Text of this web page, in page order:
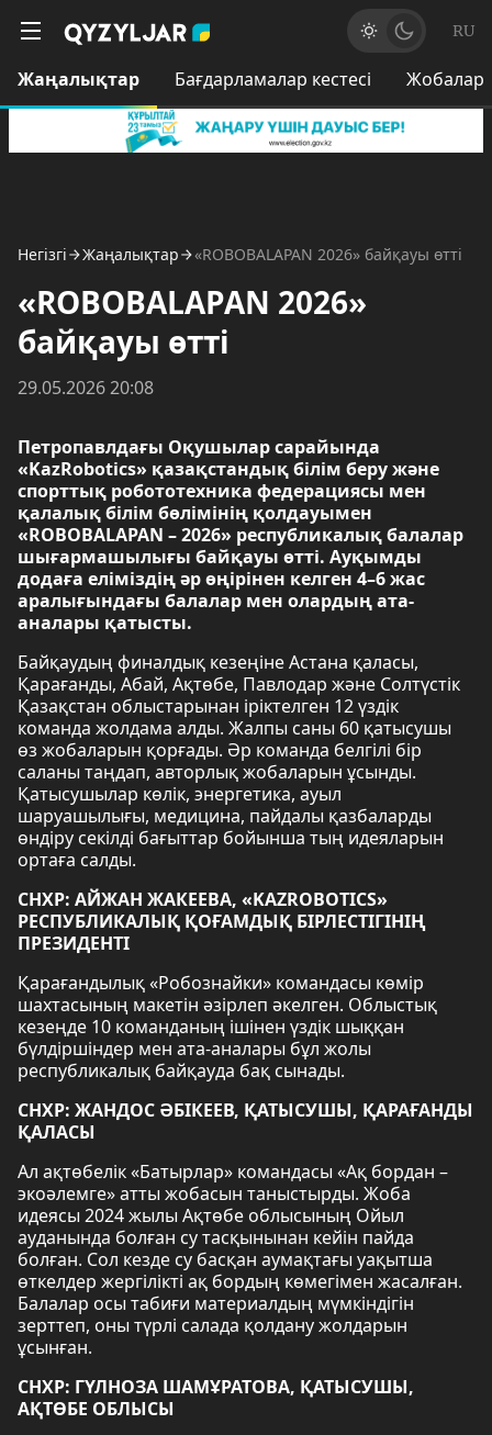
RU
Жаңалықтар Бағдарламалар кестесі Жобалар
Негізгі Жаңалықтар «ROBOBALAPAN 2026» байқауы өтті
«ROBOBALAPAN 2026»
байқауы өтті
29.05.2026 20:08
Петропавлдағы Оқушылар сарайында
«KazRobotics» қазақстандық білім беру және
спорттық робототехника федерациясы мен
қалалық білім бөлімінің қолдауымен
«ROBOBALAPAN – 2026» республикалық балалар
шығармашылығы байқауы өтті. Ауқымды
додаға еліміздің әр өңірінен келген 4–6 жас
аралығындағы балалар мен олардың ата-
аналары қатысты.
Байқаудың финалдық кезеңіне Астана қаласы,
Қарағанды, Абай, Ақтөбе, Павлодар және Солтүстік
Қазақстан облыстарынан іріктелген 12 үздік
команда жолдама алды. Жалпы саны 60 қатысушы
өз жобаларын қорғады. Әр команда белгілі бір
саланы таңдап, авторлық жобаларын ұсынды.
Қатысушылар көлік, энергетика, ауыл
шаруашылығы, медицина, пайдалы қазбаларды
өндіру секілді бағыттар бойынша тың идеяларын
ортаға салды.
СНХР: АЙЖАН ЖАКЕЕВА, «KAZROBOTICS»
РЕСПУБЛИКАЛЫҚ ҚОҒАМДЫҚ БІРЛЕСТІГІНІҢ
ПРЕЗИДЕНТІ
Қарағандылық «Робознайки» командасы көмір
шахтасының макетін әзірлеп әкелген. Облыстық
кезеңде 10 команданың ішінен үздік шыққан
бүлдіршіндер мен ата-аналары бұл жолы
республикалық байқауда бақ сынады.
СНХР: ЖАНДОС ӘБІКЕЕВ, ҚАТЫСУШЫ, ҚАРАҒАНДЫ
ҚАЛАСЫ
Ал ақтөбелік «Батырлар» командасы «Ақ бордан –
экоәлемге» атты жобасын таныстырды. Жоба
идеясы 2024 жылы Ақтөбе облысының Ойыл
ауданында болған су тасқынынан кейін пайда
болған. Сол кезде су басқан аумақтағы уақытша
өткелдер жергілікті ақ бордың көмегімен жасалған.
Балалар осы табиғи материалдың мүмкіндігін
зерттеп, оны түрлі салада қолдану жолдарын
ұсынған.
СНХР: ГҮЛНОЗА ШАМҰРАТОВА, ҚАТЫСУШЫ,
АҚТӨБЕ ОБЛЫСЫ